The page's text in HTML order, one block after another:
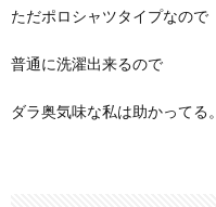
ただポロシャツタイプなので
普通に洗濯出来るので
ダラ奥気味な私は助かってる。